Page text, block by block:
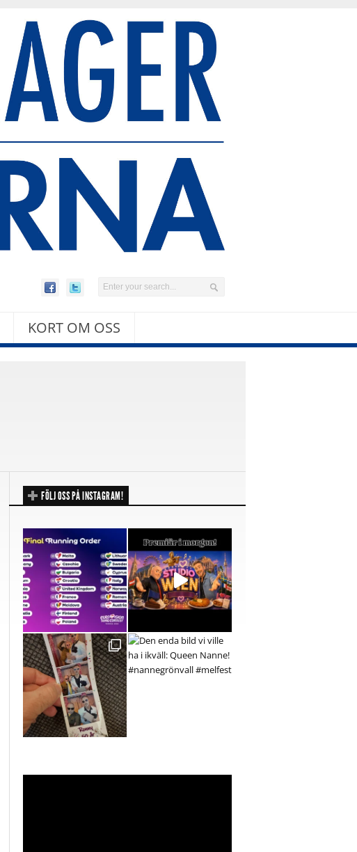
KORT OM OSS
FÖLJ OSS PÅ INSTAGRAM!